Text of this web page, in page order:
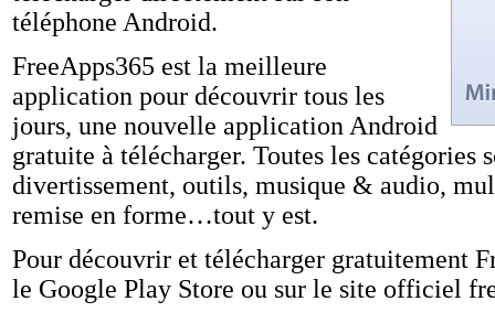
téléphone Android.
FreeApps365 est la meilleure
application pour découvrir tous les
jours, une nouvelle application Android
gratuite à télécharger. Toutes les catégories
divertissement, outils, musique & audio,
remise en forme…tout y est.
Pour découvrir et télécharger gratuitement
le Google Play Store ou sur le site officiel